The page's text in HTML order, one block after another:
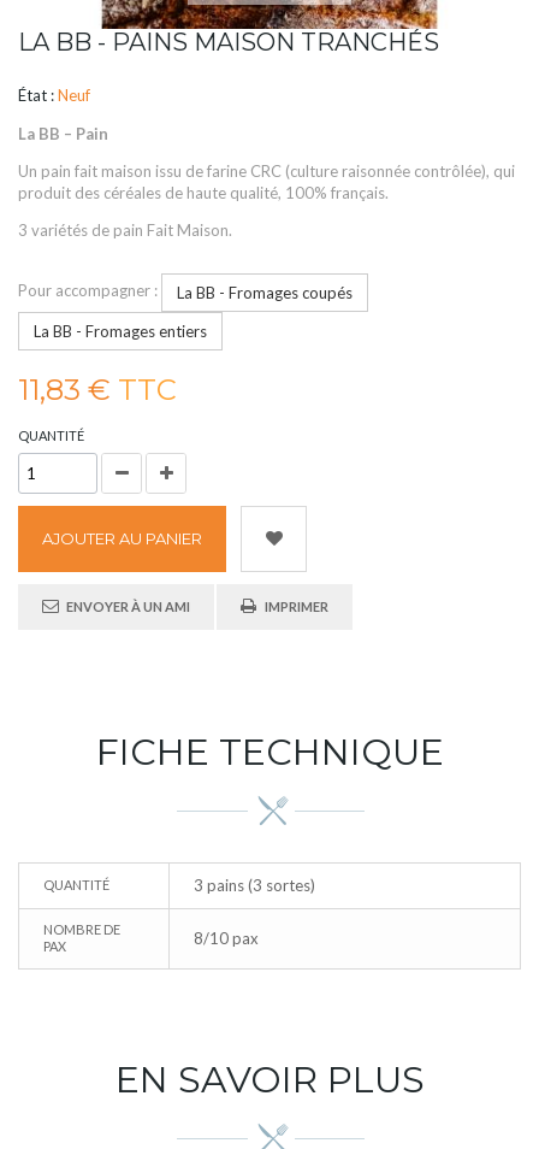
LA BB - PAINS MAISON TRANCHÉS
État :Neuf
La BB – Pain
Un pain fait maison issu de farine CRC (culture raisonnée contrôlée), qui
produit des céréales de haute qualité, 100% français.
3 variétés de pain Fait Maison.
Pour accompagner :
La BB - Fromages coupés
La BB - Fromages entiers
11,83 € TTC
QUANTITÉ
AJOUTER AU PANIER
ENVOYER À UN AMI IMPRIMER
FICHE TECHNIQUE
QUANTITÉ 3 pains (3 sortes)
NOMBRE DE
PAX
8/10 pax
EN SAVOIR PLUS